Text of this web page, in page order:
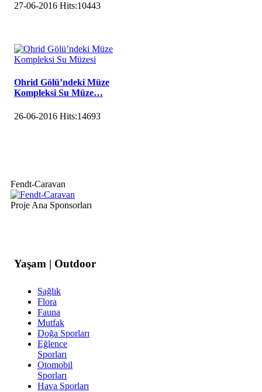
27-06-2016 Hits:10443
Ohrid Gölü’ndeki Müze
Kompleksi Su Müze…
26-06-2016 Hits:14693
Fendt-Caravan
Proje Ana Sponsorları
Yaşam | Outdoor
Sağlık
Flora
Fauna
Mutfak
Doğa Sporları
Eğlence
Sporları
Otomobil
Sporları
Hava Sporları